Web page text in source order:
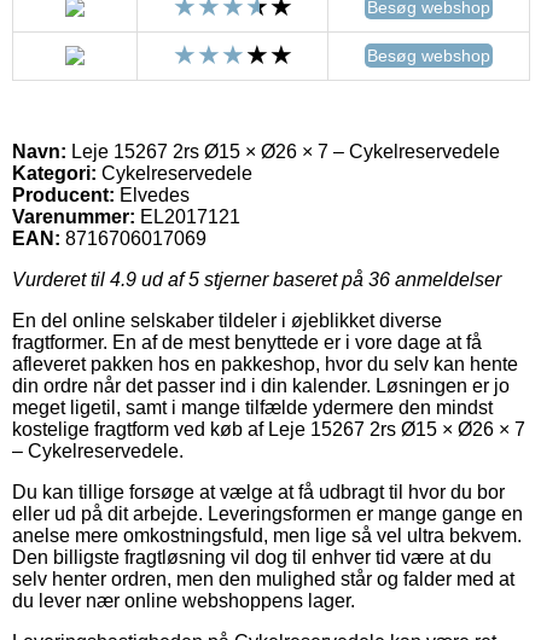
Besøg webshop
Besøg webshop
Navn: Leje 15267 2rs Ø15 × Ø26 × 7 – Cykelreservedele
Kategori: Cykelreservedele
Producent: Elvedes
Varenummer: EL2017121
EAN: 8716706017069
Vurderet til 4.9 ud af 5 stjerner baseret på 36 anmeldelser
En del online selskaber tildeler i øjeblikket diverse
fragtformer. En af de mest benyttede er i vore dage at få
afleveret pakken hos en pakkeshop, hvor du selv kan hente
din ordre når det passer ind i din kalender. Løsningen er jo
meget ligetil, samt i mange tilfælde ydermere den mindst
kostelige fragtform ved køb af Leje 15267 2rs Ø15 × Ø26 × 7
– Cykelreservedele.
Du kan tillige forsøge at vælge at få udbragt til hvor du bor
eller ud på dit arbejde. Leveringsformen er mange gange en
anelse mere omkostningsfuld, men lige så vel ultra bekvem.
Den billigste fragtløsning vil dog til enhver tid være at du
selv henter ordren, men den mulighed står og falder med at
du lever nær online webshoppens lager.